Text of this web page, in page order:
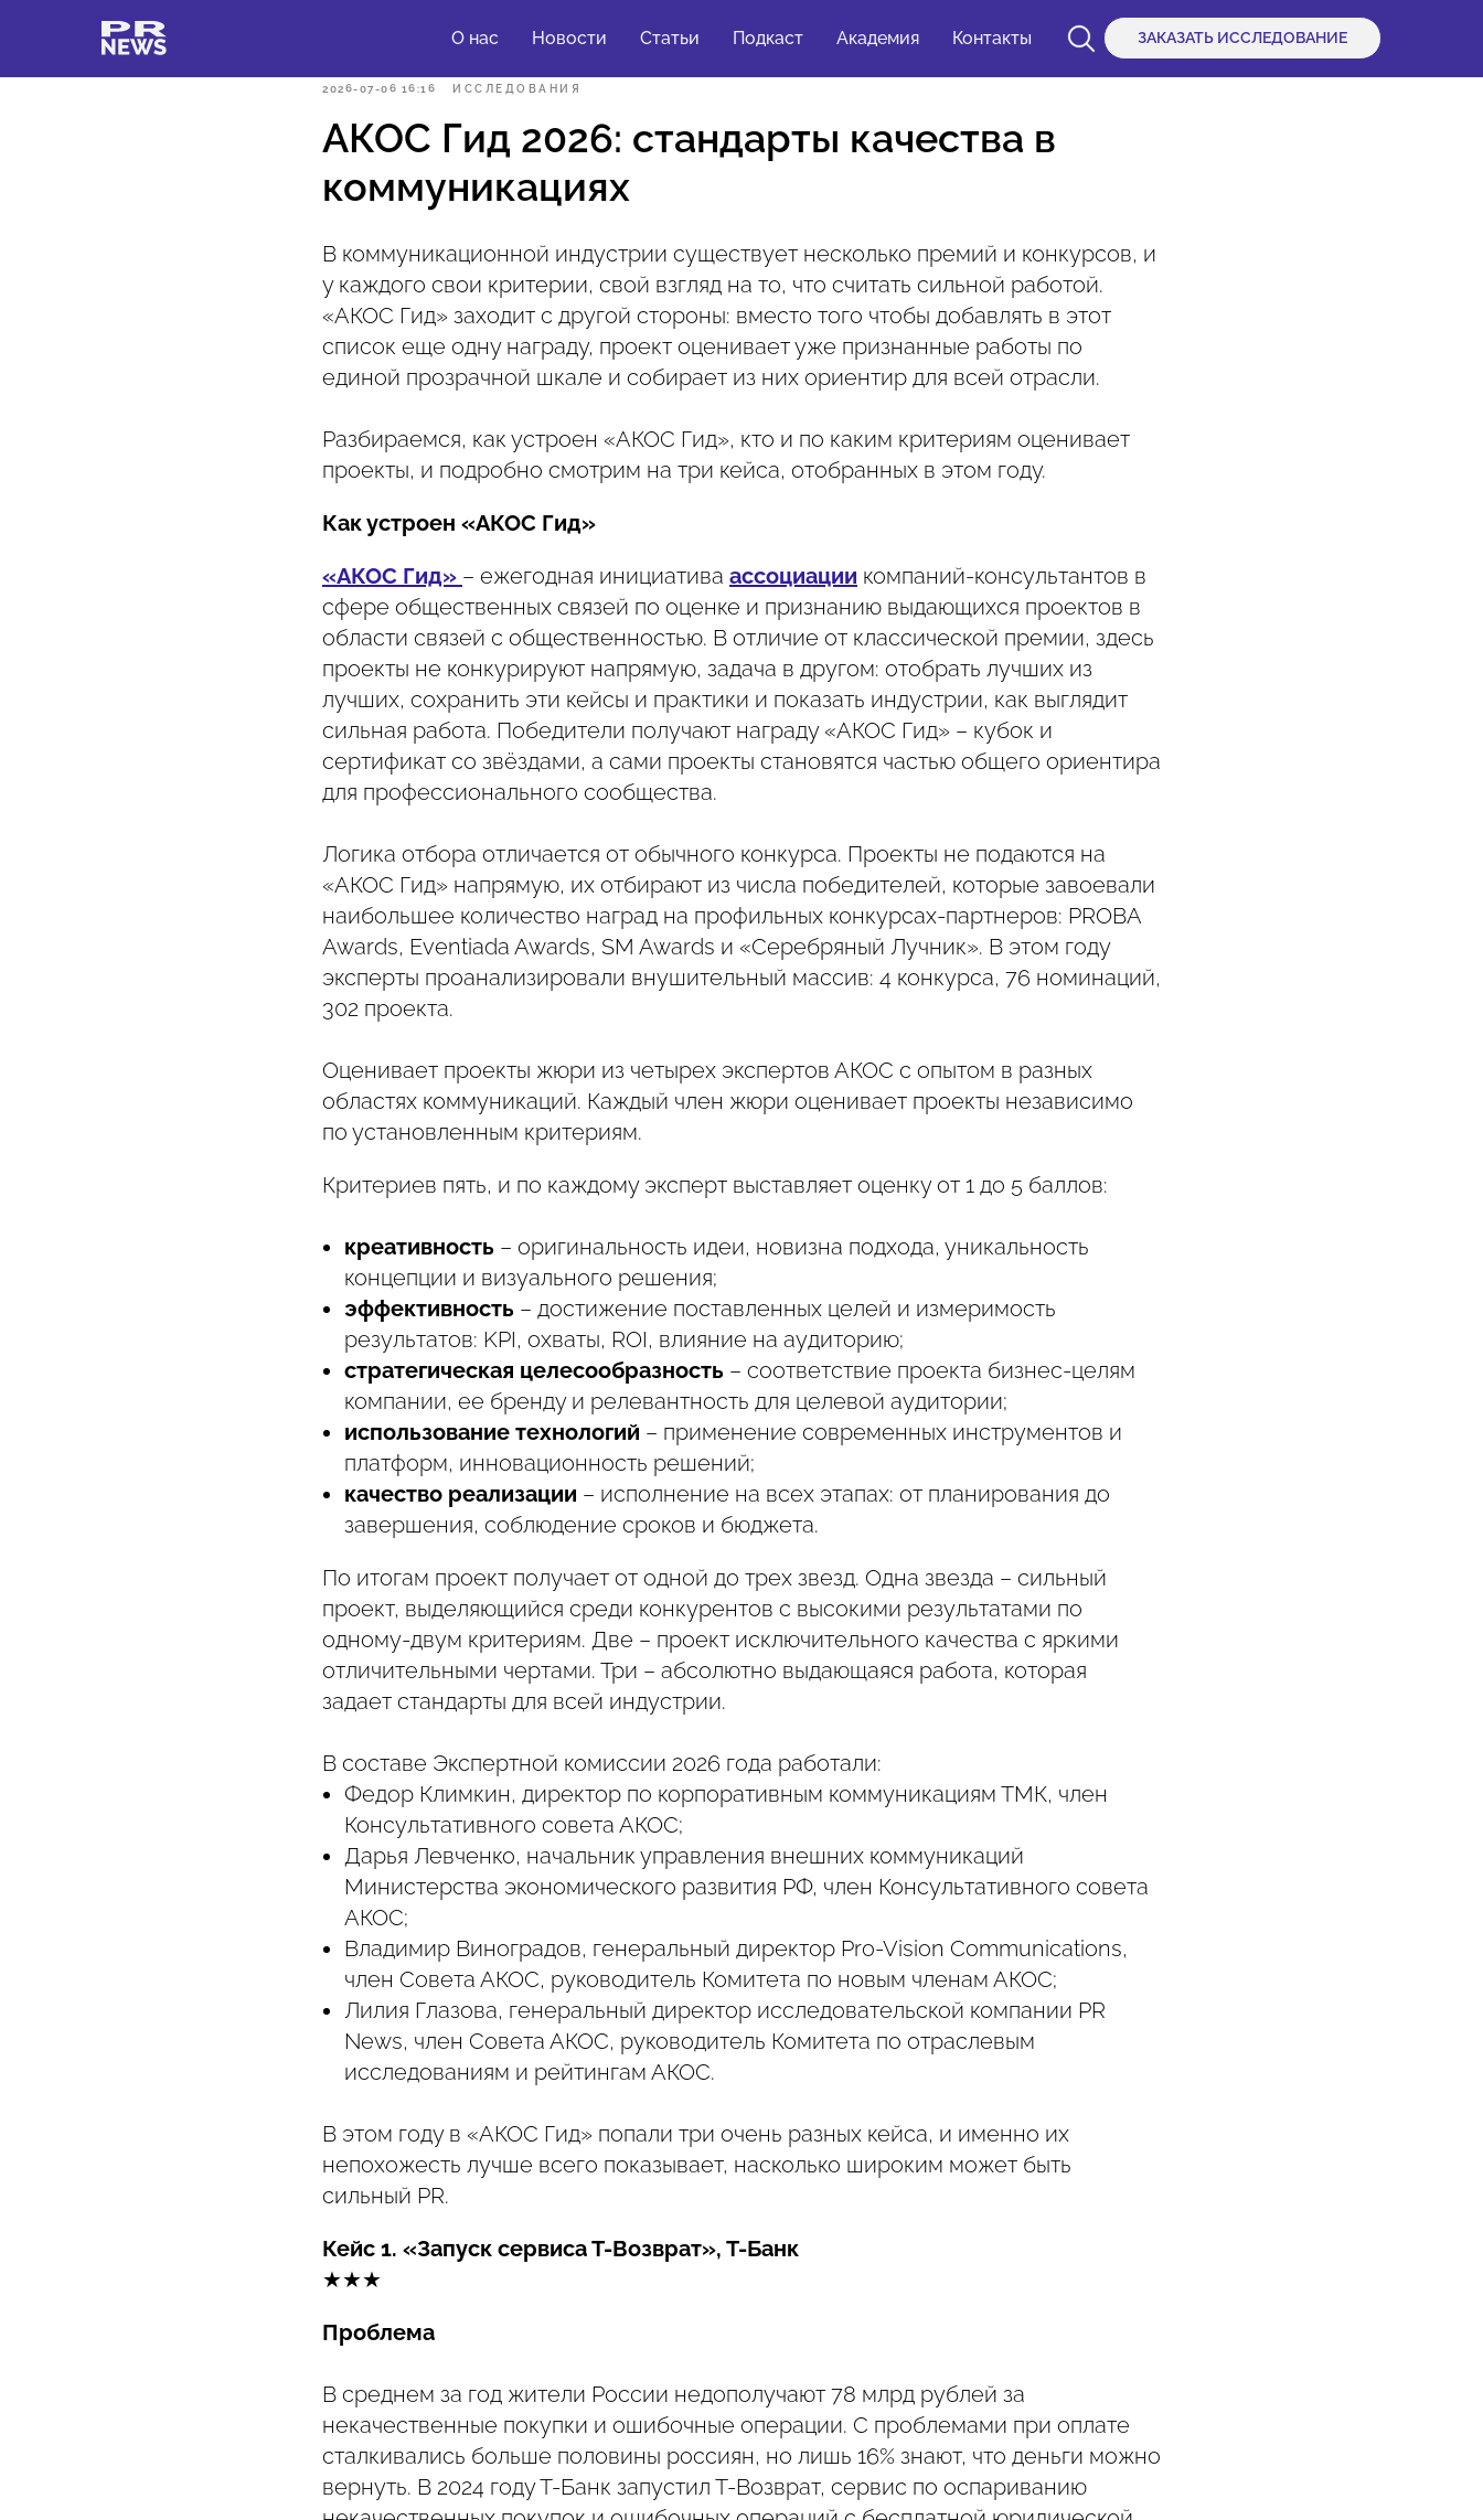
О нас Новости Статьи Подкаст Академия Контакты ЗАКАЗАТЬ ИССЛЕДОВАНИЕ
2026-07-06 16:16 ИССЛЕДОВАНИЯ
АКОС Гид 2026: стандарты качества в
коммуникациях
В коммуникационной индустрии существует несколько премий и конкурсов, и
у каждого свои критерии, свой взгляд на то, что считать сильной работой.
«АКОС Гид» заходит с другой стороны: вместо того чтобы добавлять в этот
список еще одну награду, проект оценивает уже признанные работы по
единой прозрачной шкале и собирает из них ориентир для всей отрасли.
Разбираемся, как устроен «АКОС Гид», кто и по каким критериям оценивает
проекты, и подробно смотрим на три кейса, отобранных в этом году.
Как устроен «АКОС Гид»
«АКОС Гид» – ежегодная инициатива ассоциации компаний-консультантов в
сфере общественных связей по оценке и признанию выдающихся проектов в
области связей с общественностью. В отличие от классической премии, здесь
проекты не конкурируют напрямую, задача в другом: отобрать лучших из
лучших, сохранить эти кейсы и практики и показать индустрии, как выглядит
сильная работа. Победители получают награду «АКОС Гид» – кубок и
сертификат со звёздами, а сами проекты становятся частью общего ориентира
для профессионального сообщества.
Логика отбора отличается от обычного конкурса. Проекты не подаются на
«АКОС Гид» напрямую, их отбирают из числа победителей, которые завоевали
наибольшее количество наград на профильных конкурсах-партнеров: PROBA
Awards, Eventiada Awards, SM Awards и «Серебряный Лучник». В этом году
эксперты проанализировали внушительный массив: 4 конкурса, 76 номинаций,
302 проекта.
Оценивает проекты жюри из четырех экспертов АКОС с опытом в разных
областях коммуникаций. Каждый член жюри оценивает проекты независимо
по установленным критериям.
Критериев пять, и по каждому эксперт выставляет оценку от 1 до 5 баллов:
креативность – оригинальность идеи, новизна подхода, уникальность
концепции и визуального решения;
эффективность – достижение поставленных целей и измеримость
результатов: KPI, охваты, ROI, влияние на аудиторию;
стратегическая целесообразность – соответствие проекта бизнес-целям
компании, ее бренду и релевантность для целевой аудитории;
использование технологий – применение современных инструментов и
платформ, инновационность решений;
качество реализации – исполнение на всех этапах: от планирования до
завершения, соблюдение сроков и бюджета.
По итогам проект получает от одной до трех звезд. Одна звезда – сильный
проект, выделяющийся среди конкурентов с высокими результатами по
одному-двум критериям. Две – проект исключительного качества с яркими
отличительными чертами. Три – абсолютно выдающаяся работа, которая
задает стандарты для всей индустрии.
В составе Экспертной комиссии 2026 года работали:
Федор Климкин, директор по корпоративным коммуникациям ТМК, член
Консультативного совета АКОС;
Дарья Левченко, начальник управления внешних коммуникаций
Министерства экономического развития РФ, член Консультативного совета
АКОС;
Владимир Виноградов, генеральный директор Pro-Vision Communications,
член Совета АКОС, руководитель Комитета по новым членам АКОС;
Лилия Глазова, генеральный директор исследовательской компании PR
News, член Совета АКОС, руководитель Комитета по отраслевым
исследованиям и рейтингам АКОС.
В этом году в «АКОС Гид» попали три очень разных кейса, и именно их
непохожесть лучше всего показывает, насколько широким может быть
сильный PR.
Кейс 1. «Запуск сервиса Т-Возврат», Т-Банк
★★★
Проблема
В среднем за год жители России недополучают 78 млрд рублей за
некачественные покупки и ошибочные операции. С проблемами при оплате
сталкивались больше половины россиян, но лишь 16% знают, что деньги можно
вернуть. В 2024 году Т-Банк запустил Т-Возврат, сервис по оспариванию